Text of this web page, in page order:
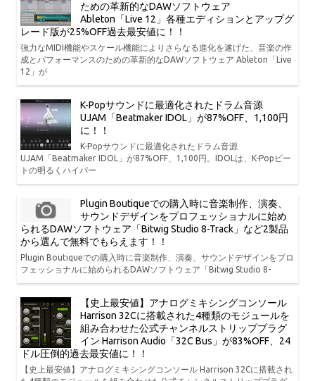
ための革新的なDAWソフトウェア
Ableton「Live 12」各種エディションとアップグ
レード版が25%OFF過去最安値に！！
強力なMIDI機能やスケール機能によりさらなる進化を遂げた、音楽の作
成とパフォーマンスのための革新的なDAWソフトウェア Ableton「Live
12」が
K-Popサウンドに最適化されたドラム音源
UJAM「Beatmaker IDOL」が87%OFF、1,100円
に！！
K-Popサウンドに最適化されたドラム音源
UJAM「Beatmaker IDOL」が87%OFF、1,100円。IDOLは、K-Popビー
トの明るくハイパー
Plugin Boutiqueでの購入時に音楽制作、演奏、
サウンドデザインをプロフェッショナルに始め
られるDAWソフトウェア「Bitwig Studio 8-Track」など2製品
から選んで無料でもらえます！！
Plugin Boutiqueでの購入時に音楽制作、演奏、サウンドデザインをプロ
フェッショナルに始められるDAWソフトウェア「Bitwig Studio 8-
【史上最安値】アナログミキシングコンソール
Harrison 32Cに搭載された4種類のモジュールを
組み合わせた公式チャンネルストリッププラグ
イン Harrison Audio「32C Bus」が83%OFF、24
ドル圧倒的過去最安値に！！
【史上最安値】アナログミキシングコンソール Harrison 32Cに搭載され